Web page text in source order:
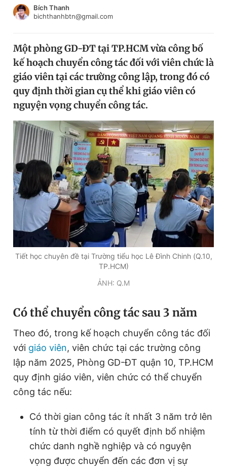
Chào ngày mới
Video Magazine
Sản phẩm khác
Tiện ích Bạn cần biết
Thông tin tòa soạn Liên hệ quảng cáo
Đọc Thanh Niên trên điện thoại
0906 645 777 0908 780 404
Đặt báo Quảng cáo RSS Tòa soạn Chính sách bảo
Tổng biên tập: Nguyễn Ngọc Toàn
Phó tổng biên tập thường trực: Hải Thành
Tổng thư ký tòa soạn: Đức Trung
Giấy phép xuất bản số 110/GP - BTTTT cấp ngày 24.3.2020
© 2003-2026 Bản quyền thuộc về Báo Thanh Niên. Cấm sao
chép dưới mọi hình thức nếu không có sự chấp thuận bằng văn
bản. Phát triển bởi ePi Technologies, JSC.
Bích Thanh
bichthanhbtn@gmail.com
Một phòng GD-ĐT tại TP.HCM vừa công bố
kế hoạch chuyển công tác đối với viên chức là
giáo viên tại các trường công lập, trong đó có
quy định thời gian cụ thể khi giáo viên có
nguyện vọng chuyển công tác.
Tiết học chuyên đề tại Trường tiểu học Lê Đình Chinh (Q.10,
TP.HCM)
ẢNH: Q.M
Có thể chuyển công tác sau 3 năm
Theo đó, trong kế hoạch chuyển công tác đối
với giáo viên, viên chức tại các trường công
lập năm 2025, Phòng GD-ĐT quận 10, TP.HCM
quy định giáo viên, viên chức có thể chuyển
công tác nếu:
Có thời gian công tác ít nhất 3 năm trở lên
tính từ thời điểm có quyết định bổ nhiệm
chức danh nghề nghiệp và có nguyện
vọng được chuyển đến các đơn vị sự